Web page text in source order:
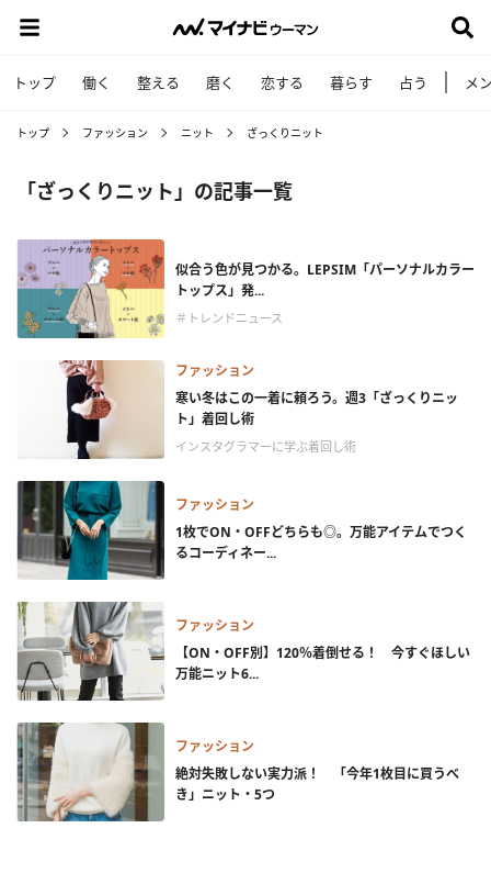
トップ 働く 整える 磨く 恋する 暮らす 占う メ
トップ ファッション ニット ざっくりニット
「ざっくりニット」の記事一覧
似合う色が見つかる。LEPSIM「パーソナルカラー
トップス」発...
＃トレンドニュース
ファッション
寒い冬はこの一着に頼ろう。週3「ざっくりニッ
ト」着回し術
インスタグラマーに学ぶ着回し術
ファッション
1枚でON・OFFどちらも◎。万能アイテムでつく
るコーディネー...
ファッション
【ON・OFF別】120％着倒せる！ 今すぐほしい
万能ニット6...
ファッション
絶対失敗しない実力派！ 「今年1枚目に買うべ
き」ニット・5つ